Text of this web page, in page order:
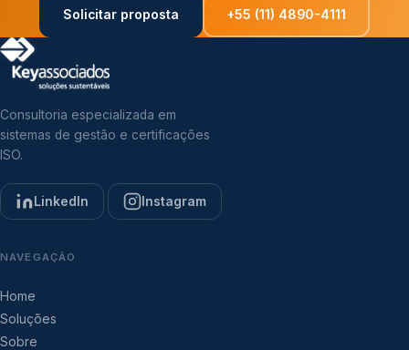
Solicitar proposta +55 (11) 4890-4111
Consultoria especializada em
sistemas de gestão e certificações
ISO.
LinkedIn Instagram
NAVEGAÇÃO
Home
Soluções
Sobre